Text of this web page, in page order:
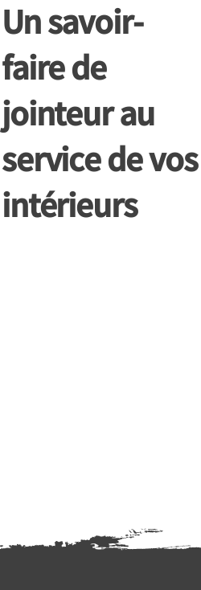
Un savoir-
faire de
jointeur au
service de vos
intérieurs